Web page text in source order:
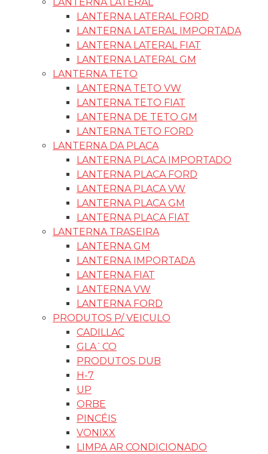
LANTERNA LATERAL FORD
LANTERNA LATERAL IMPORTADA
LANTERNA LATERAL FIAT
LANTERNA LATERAL GM
LANTERNA TETO
LANTERNA TETO VW
LANTERNA TETO FIAT
LANTERNA DE TETO GM
LANTERNA TETO FORD
LANTERNA DA PLACA
LANTERNA PLACA IMPORTADO
LANTERNA PLACA FORD
LANTERNA PLACA VW
LANTERNA PLACA GM
LANTERNA PLACA FIAT
LANTERNA TRASEIRA
LANTERNA GM
LANTERNA IMPORTADA
LANTERNA FIAT
LANTERNA VW
LANTERNA FORD
PRODUTOS P/ VEICULO
CADILLAC
GLA`CO
PRODUTOS DUB
H-7
UP
ORBE
PINCÉIS
VONIXX
LIMPA AR CONDICIONADO